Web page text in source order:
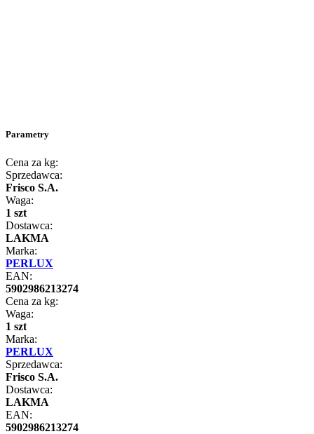
Parametry
Cena za kg:
Sprzedawca:
Frisco S.A.
Waga:
1 szt
Dostawca:
LAKMA
Marka:
PERLUX
EAN:
5902986213274
Cena za kg:
Waga:
1 szt
Marka:
PERLUX
Sprzedawca:
Frisco S.A.
Dostawca:
LAKMA
EAN:
5902986213274